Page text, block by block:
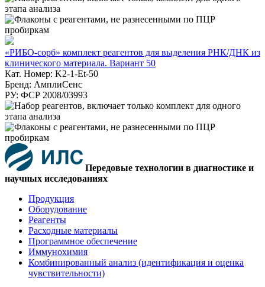
«РИБО-сорб» комплект реагентов для выделения РНК/ДНК из
клинического материала. Вариант 50
Кат. Номер: K2-1-Et-50
Бренд: АмплиСенс
РУ: ФСР 2008/03993
Передовые технологии в диагностике и
научных исследованиях
Продукция
Оборудование
Реагенты
Расходные материалы
Программное обеспечение
Иммунохимия
Комбинированный анализ (идентификация и оценка
чувствительности)